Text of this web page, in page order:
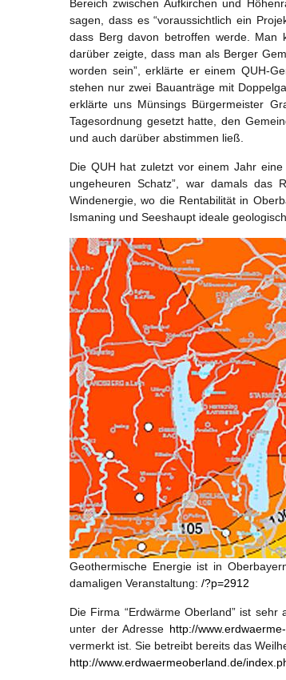
Bereich zwischen Aufkirchen und
sagen, dass es “voraussichtlich ein
dass Berg davon betroffen werde. Man
darüber zeigte, dass man als Berger
worden sein”, erklärte er einem QUH-
stehen nur zwei Bauanträge mit
erklärte uns Münsings Bürgermeister
Tagesordnung gesetzt hatte, den
und auch darüber abstimmen ließ.
Die QUH hat zuletzt vor einem Jahr
ungeheuren Schatz”, war damals das
Windenergie, wo die Rentabilität in
Ismaning und Seeshaupt ideale
Geothermische Energie ist in
damaligen Veranstaltung: /?p=2912
Die Firma “Erdwärme Oberland” ist
unter der Adresse http://
vermerkt ist. Sie betreibt bereits das
http://www.erdwaermeoberland.de/